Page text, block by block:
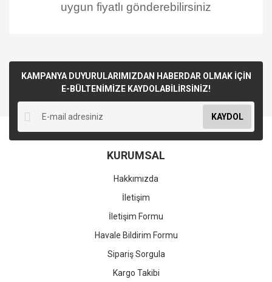
uygun fiyatlı gönderebilirsiniz
KAMPANYA DUYURULARIMIZDAN HABERDAR OLMAK İÇİN
E-BÜLTENİMİZE KAYDOLABİLİRSİNİZ!
KAYDOL
KURUMSAL
Hakkımızda
İletişim
İletişim Formu
Havale Bildirim Formu
Sipariş Sorgula
Kargo Takibi